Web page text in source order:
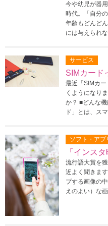
今や幼児が器
時代。「自分
年齢もどんど
には与えられ
サービス
SIMカード
最近「SIMカ
くようになり
か？ ■どんな
ド」とは、ス
ソフト・アプ
「インス
流行語大賞を
近よく聞きま
プする画像の
えのよい）な